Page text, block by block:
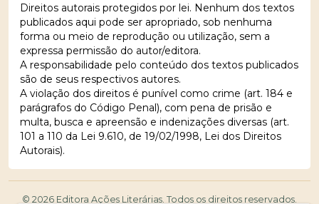
Direitos autorais protegidos por lei. Nenhum dos textos
publicados aqui pode ser apropriado, sob nenhuma
forma ou meio de reprodução ou utilização, sem a
expressa permissão do autor/editora.
A responsabilidade pelo conteúdo dos textos publicados
são de seus respectivos autores.
A violação dos direitos é punível como crime (art. 184 e
parágrafos do Código Penal), com pena de prisão e
multa, busca e apreensão e indenizações diversas (art.
101 a 110 da Lei 9.610, de 19/02/1998, Lei dos Direitos
Autorais).
© 2026 Editora Ações Literárias. Todos os direitos reservados.